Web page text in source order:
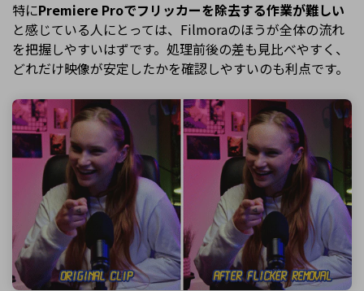
特にPremiere Proでフリッカーを除去する作業が難しい
と感じている人にとっては、Filmoraのほうが全体の流れ
を把握しやすいはずです。処理前後の差も見比べやすく、
どれだけ映像が安定したかを確認しやすいのも利点です。